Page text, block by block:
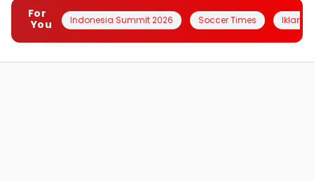
For
You
Indonesia Summit 2026 Soccer Times Iklanin